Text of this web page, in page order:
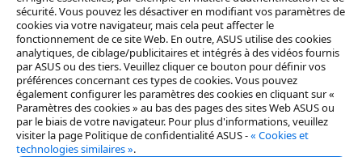
sécurité. Vous pouvez les désactiver en modifiant vos paramètres de
cookies via votre navigateur, mais cela peut affecter le
fonctionnement de ce site Web. En outre, ASUS utilise des cookies
analytiques, de ciblage/publicitaires et intégrés à des vidéos fournis
par ASUS ou des tiers. Veuillez cliquer ce bouton pour définir vos
préférences concernant ces types de cookies. Vous pouvez
également configurer les paramètres des cookies en cliquant sur «
Paramètres des cookies » au bas des pages des sites Web ASUS ou
par le biais de votre navigateur. Pour plus d'informations, veuillez
visiter la page Politique de confidentialité ASUS -« Cookies et
technologies similaires ».